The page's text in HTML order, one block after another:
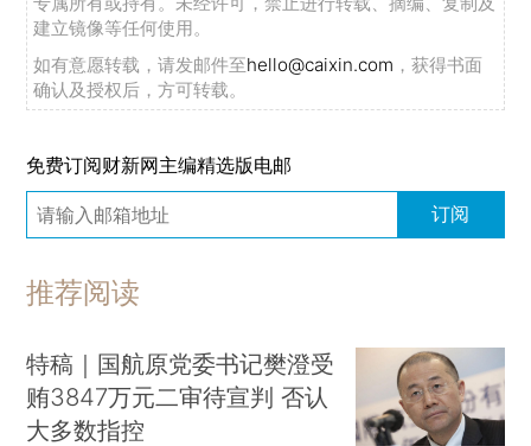
建立镜像等任何使用。
如有意愿转载，请发邮件至hello@caixin.com ，获得书面
确认及授权后，方可转载。
免费订阅财新网主编精选版电邮
订阅
推荐阅读
特稿｜国航原党委书记樊澄受
贿3847万元二审待宣判 否认
大多数指控